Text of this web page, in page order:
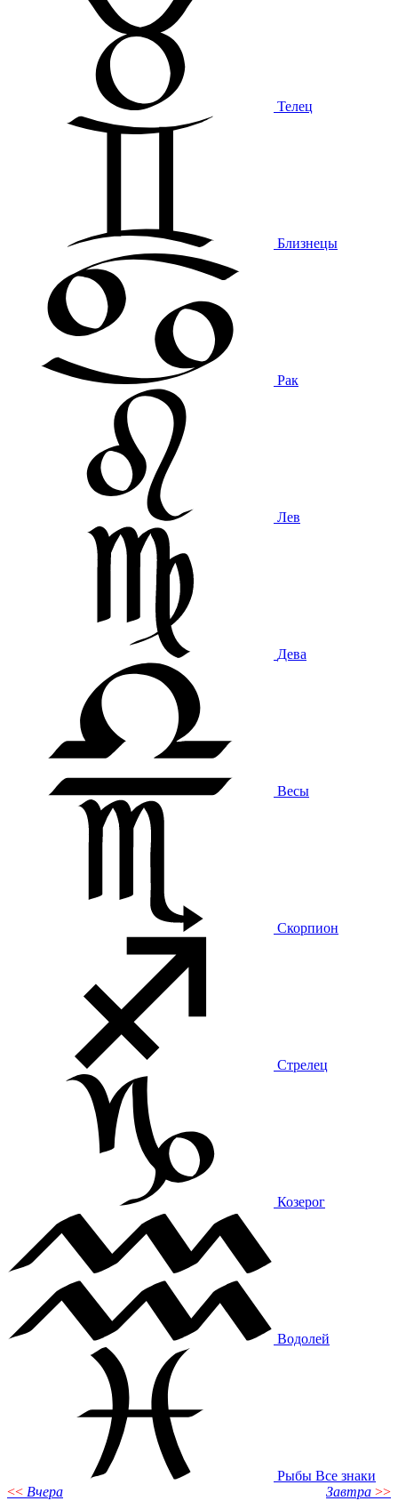
Телец
Близнецы
Рак
Лев
Дева
Весы
Скорпион
Стрелец
Козерог
Водолей
Рыбы Все знаки
<< Вчера Завтра >>